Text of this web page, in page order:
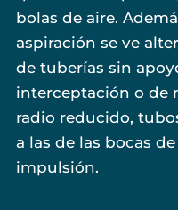
bolas de aire.
aspiración se ve
de tuberías sin
interceptación o de
radio reducido,
a las de las bocas
impulsión.